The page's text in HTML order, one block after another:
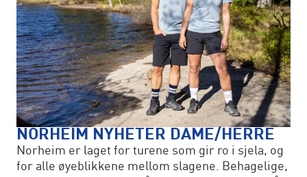
NORHEIM NYHETER DAME/HERRE
Norheim er laget for turene som gir ro i sjela, og
for alle øyeblikkene mellom slagene. Behagelige,